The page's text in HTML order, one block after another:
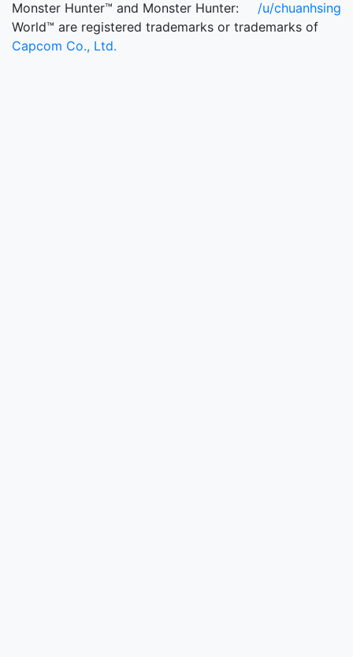
/u/chuanhsing
Monster Hunter™ and Monster Hunter:
World™ are registered trademarks or trademarks of
Capcom Co., Ltd.